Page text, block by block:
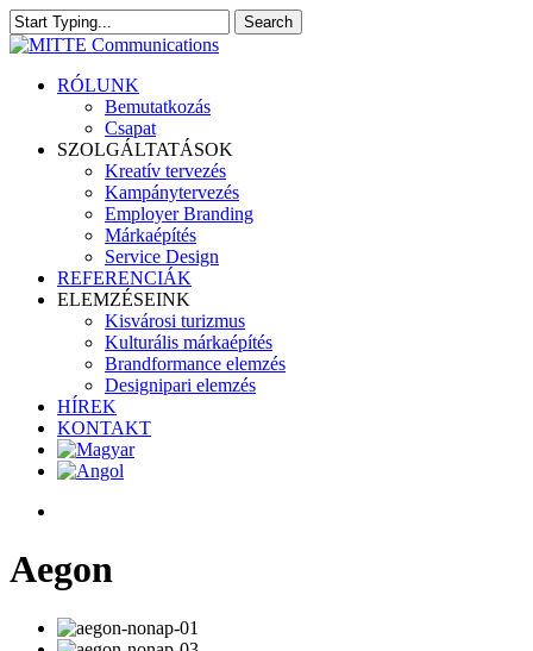
Skip
to
content
Search
Close
search
Menu
RÓLUNK
Bemutatkozás
Csapat
SZOLGÁLTATÁSOK
Kreatív tervezés
Kampánytervezés
Employer Branding
Márkaépítés
Service Design
REFERENCIÁK
ELEMZÉSEINK
Kisvárosi turizmus
Kulturális márkaépítés
Brandformance elemzés
Designipari elemzés
HÍREK
KONTAKT
Aegon